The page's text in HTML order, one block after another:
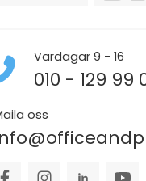
Vardagar 9 - 16
010 - 129 99
oss